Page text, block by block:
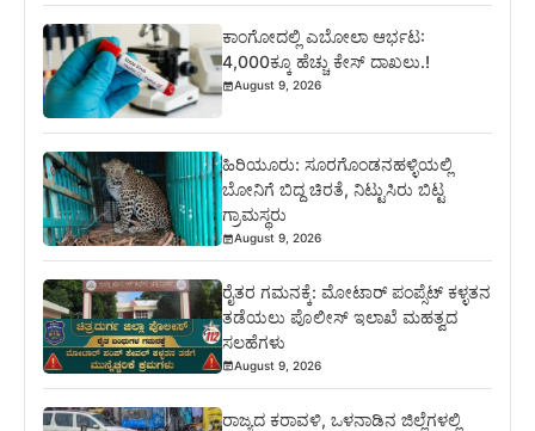
ಕಾಂಗೋದಲ್ಲಿ ಎಬೋಲಾ ಆರ್ಭಟ:
4,000ಕ್ಕೂ ಹೆಚ್ಚು ಕೇಸ್ ದಾಖಲು.!
August 9, 2026
ಹಿರಿಯೂರು: ಸೂರಗೊಂಡನಹಳ್ಳಿಯಲ್ಲಿ
ಬೋನಿಗೆ ಬಿದ್ದ ಚಿರತೆ, ನಿಟ್ಟುಸಿರು ಬಿಟ್ಟ
ಗ್ರಾಮಸ್ಥರು
August 9, 2026
ರೈತರ ಗಮನಕ್ಕೆ: ಮೋಟಾರ್ ಪಂಪ್ಸೆಟ್ ಕಳ್ಳತನ
ತಡೆಯಲು ಪೊಲೀಸ್ ಇಲಾಖೆ ಮಹತ್ವದ
ಸಲಹೆಗಳು
August 9, 2026
ರಾಜ್ಯದ ಕರಾವಳಿ, ಒಳನಾಡಿನ ಜಿಲ್ಲೆಗಳಲ್ಲಿ